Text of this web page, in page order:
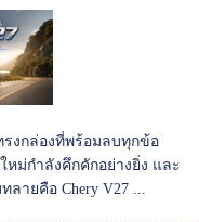
รงกล่องที่พร้อมลบทุกข้อ
หม่กำลังคึกคักอย่างยิ่ง และ
ายคือ Chery V27 ...